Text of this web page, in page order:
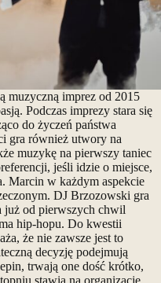
muzyczną imprez od 2015
Podczas imprezy stara się
do życzeń państwa
gra również utwory na
muzykę na pierwszy taniec
jeśli idzie o miejsce,
Marcin w każdym aspekcie
DJ Brzozowski gra
już od pierwszych chwil
hip-hopu. Do kwestii
że nie zawsze jest to
decyzję podejmują
trwają one dość krótko,
stawia na organizację